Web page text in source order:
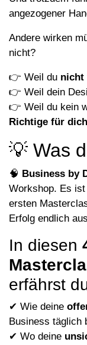
angezogener
Andere wirken
nicht?
👉 Weil du nicht
👉 Weil dein
👉 Weil du kein
Richtige für
💡 Was
🧠 Business by
Workshop. Es ist
ersten
Erfolg endlich
In diesen
erfährst
✔ Wie deine
Business täglich
✔ Wo deine